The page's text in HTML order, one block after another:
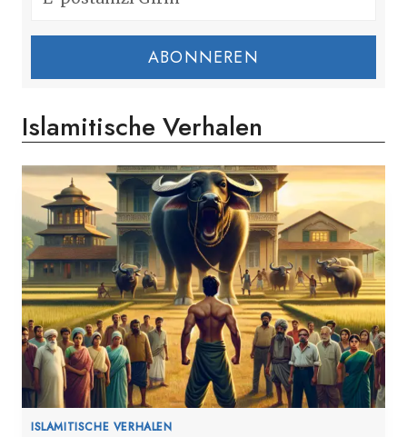
ABONNEREN
Islamitische Verhalen
ISLAMITISCHE VERHALEN